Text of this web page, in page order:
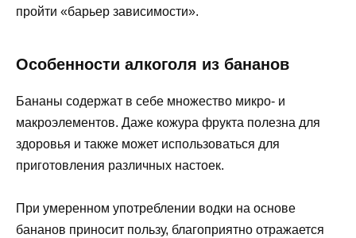
пройти «барьер зависимости».
Особенности алкоголя из бананов
Бананы содержат в себе множество микро- и
макроэлементов. Даже кожура фрукта полезна для
здоровья и также может использоваться для
приготовления различных настоек.
При умеренном употреблении водки на основе
бананов приносит пользу, благоприятно отражается